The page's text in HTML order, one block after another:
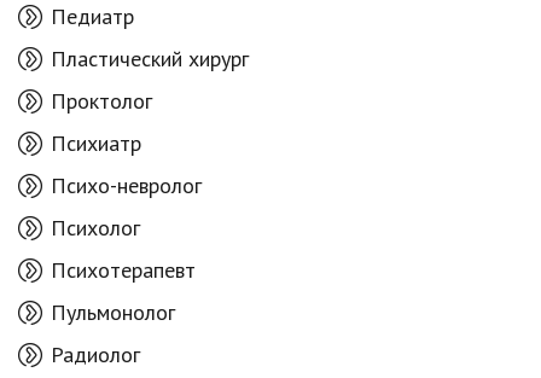
Педиатр
Пластический хирург
Проктолог
Психиатр
Психо-невролог
Психолог
Психотерапевт
Пульмонолог
Радиолог